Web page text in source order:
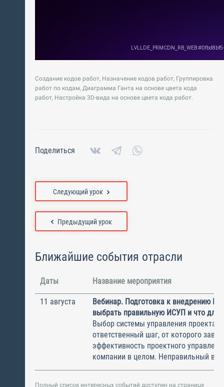
Создание кодов работ, Назначение кодов работ, Группировка
работ по кодам, Диаграмма Ганта на основе цвета кода
работ, Настройка 3D-вида на основе цвета кода работ.
Поделиться
Предыдущий урок
Следующий урок
Ближайшие события отрасли
Даты Название мероприятия
11 августа
Вебинар. Подготовка к внедрению
выбрать правильную ИСУП и что для
Выбор системы управления
ответственный шаг, от которого
эффективность проектного
компании в целом. Неправильный
Полный список интересных событий доступен на странице